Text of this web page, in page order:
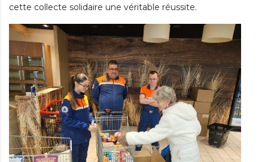
cette collecte solidaire une véritable réussite.